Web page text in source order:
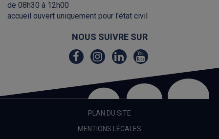
de 08h30 à 12h00
accueil ouvert uniquement pour l'état civil
NOUS SUIVRE SUR
Lien
vers
compte
Facebook
Lien
vers
compte
Instagram
Lien
vers
le
compte
Linkedin
Lien
la
chaîne
Youtube
PLAN DU SITE
MENTIONS LÉGALES